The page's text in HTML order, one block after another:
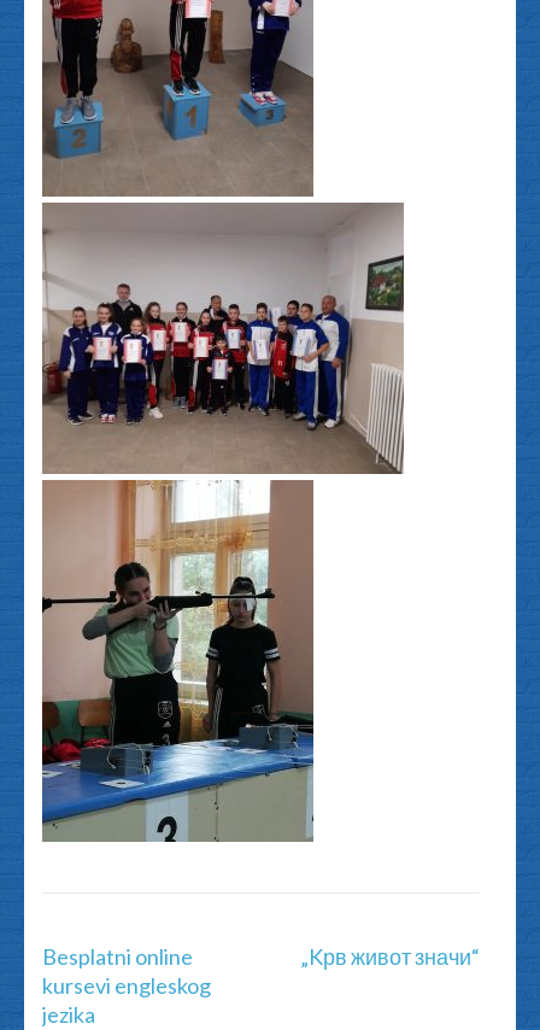
Кретање
чланка
Besplatni online
kursevi engleskog
jezika
„Kрв живот значи“